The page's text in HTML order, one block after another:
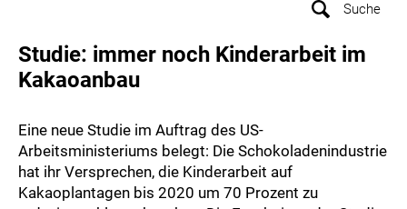
Studie: immer noch Kinderarbeit im
Kakaoanbau
Eine neue Studie im Auftrag des US-
Arbeitsministeriums belegt: Die Schokoladenindustrie
hat ihr Versprechen, die Kinderarbeit auf
Kakaoplantagen bis 2020 um 70 Prozent zu